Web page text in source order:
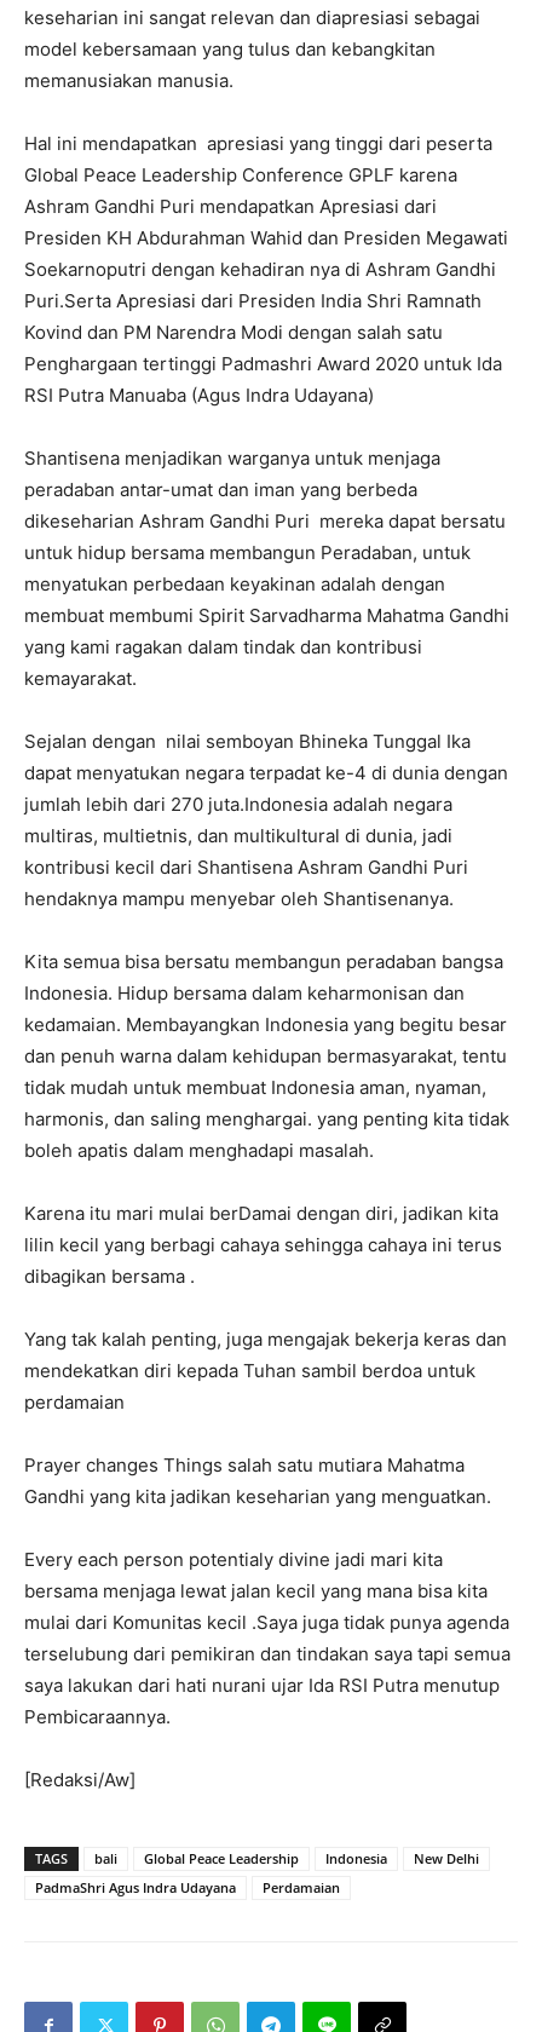
keseharian ini sangat relevan dan diapresiasi sebagai
model kebersamaan yang tulus dan kebangkitan
memanusiakan manusia.
Hal ini mendapatkan apresiasi yang tinggi dari peserta
Global Peace Leadership Conference GPLF karena
Ashram Gandhi Puri mendapatkan Apresiasi dari
Presiden KH Abdurahman Wahid dan Presiden Megawati
Soekarnoputri dengan kehadiran nya di Ashram Gandhi
Puri.Serta Apresiasi dari Presiden India Shri Ramnath
Kovind dan PM Narendra Modi dengan salah satu
Penghargaan tertinggi Padmashri Award 2020 untuk Ida
RSI Putra Manuaba (Agus Indra Udayana)
Shantisena menjadikan warganya untuk menjaga
peradaban antar-umat dan iman yang berbeda
dikeseharian Ashram Gandhi Puri mereka dapat bersatu
untuk hidup bersama membangun Peradaban, untuk
menyatukan perbedaan keyakinan adalah dengan
membuat membumi Spirit Sarvadharma Mahatma Gandhi
yang kami ragakan dalam tindak dan kontribusi
kemayarakat.
Sejalan dengan nilai semboyan Bhineka Tunggal Ika
dapat menyatukan negara terpadat ke-4 di dunia dengan
jumlah lebih dari 270 juta.Indonesia adalah negara
multiras, multietnis, dan multikultural di dunia, jadi
kontribusi kecil dari Shantisena Ashram Gandhi Puri
hendaknya mampu menyebar oleh Shantisenanya.
Kita semua bisa bersatu membangun peradaban bangsa
Indonesia. Hidup bersama dalam keharmonisan dan
kedamaian. Membayangkan Indonesia yang begitu besar
dan penuh warna dalam kehidupan bermasyarakat, tentu
tidak mudah untuk membuat Indonesia aman, nyaman,
harmonis, dan saling menghargai. yang penting kita tidak
boleh apatis dalam menghadapi masalah.
Karena itu mari mulai berDamai dengan diri, jadikan kita
lilin kecil yang berbagi cahaya sehingga cahaya ini terus
dibagikan bersama .
Yang tak kalah penting, juga mengajak bekerja keras dan
mendekatkan diri kepada Tuhan sambil berdoa untuk
perdamaian
Prayer changes Things salah satu mutiara Mahatma
Gandhi yang kita jadikan keseharian yang menguatkan.
Every each person potentialy divine jadi mari kita
bersama menjaga lewat jalan kecil yang mana bisa kita
mulai dari Komunitas kecil .Saya juga tidak punya agenda
terselubung dari pemikiran dan tindakan saya tapi semua
saya lakukan dari hati nurani ujar Ida RSI Putra menutup
Pembicaraannya.
[Redaksi/Aw]
TAGS bali Global Peace Leadership Indonesia
New Delhi
PadmaShri Agus Indra Udayana
Perdamaian